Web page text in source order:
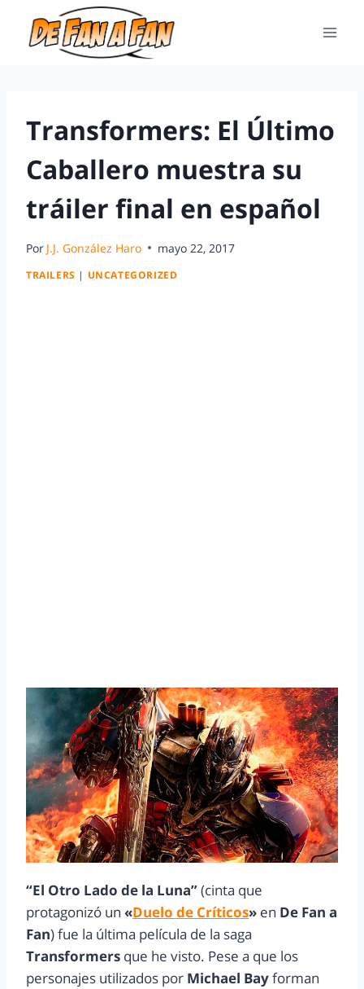
Transformers: El Último
Caballero muestra su
tráiler final en español
Por J.J. González Haro mayo 22, 2017
TRAILERS | UNCATEGORIZED
“El Otro Lado de la Luna”(cinta que
protagonizó un «Duelo de Críticos» en De Fan a
Fan) fue la última película de la saga
Transformers que he visto. Pese a que los
personajes utilizados por Michael Bayforman